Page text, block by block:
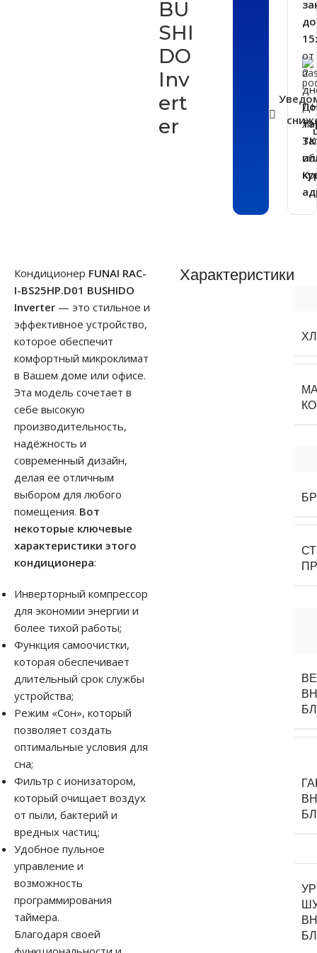
BU
SHI
DO
Inv
ert
er
до
от
2
По
ТК
Кондиционер FUNAI RAC-
I-BS25HP.D01 BUSHIDO
Inverter — это стильное и
эффективное устройство,
которое обеспечит
комфортный микроклимат
в Вашем доме или офисе.
Эта модель сочетает в
себе высокую
производительность,
надёжность и
современный дизайн,
делая ее отличным
выбором для любого
помещения. Вот
некоторые ключевые
характеристики этого
кондиционера:
Инверторный компрессор
для экономии энергии и
более тихой работы;
Функция самоочистки,
которая обеспечивает
длительный срок службы
устройства;
Режим «Сон», который
позволяет создать
оптимальные условия для
сна;
Фильтр с ионизатором,
который очищает воздух
от пыли, бактерий и
вредных частиц;
Удобное пульное
управление и
возможность
программирования
таймера.
Благодаря своей
Характеристики